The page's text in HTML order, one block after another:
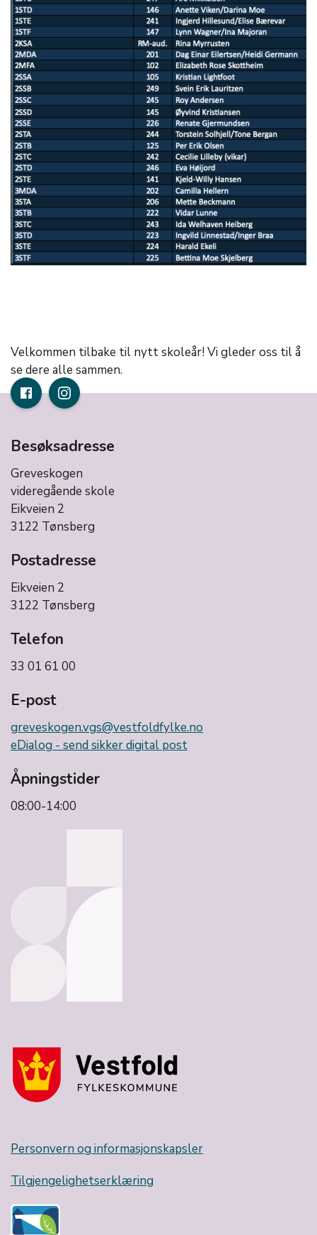
Velkommen tilbake til nytt skoleår! Vi gleder oss til å
se dere alle sammen.
Besøksadresse
Greveskogen
videregående skole
Eikveien 2
3122 Tønsberg
Postadresse
Eikveien 2
3122 Tønsberg
Telefon
33 01 61 00
E-post
greveskogen.vgs@vestfoldfylke.no
eDialog - send sikker digital post
Åpningstider
08:00-14:00
Personvern og informasjonskapsler
Tilgjengelighetserklæring